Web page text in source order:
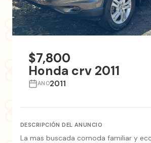
$7,800
Honda crv 2011
ANO2011
DESCRIPCIÓN DEL ANUNCIO
La mas buscada comoda familiar y